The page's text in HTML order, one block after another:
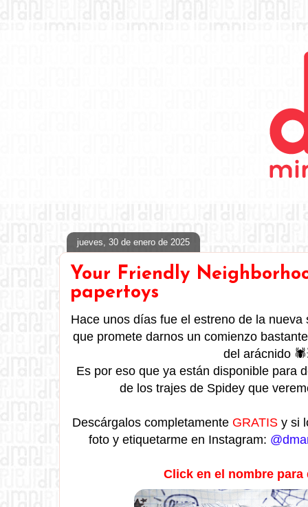
jueves, 30 de enero de 2025
Your Friendly
papertoys
Hace unos días fue el estreno de la
que promete darnos un comienzo
del arácnido 🕷
Es por eso que ya están disponible para
de los trajes de Spidey que
Descárgalos completamente GRATIS y si
foto y etiquetarme en Instagram:
Click en el nombre para